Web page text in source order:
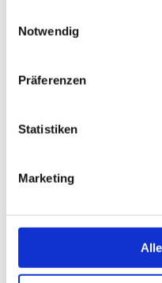
Notwendig
Präferenzen
Statistiken
Marketing
Zur Geschichte des
Neueste archäologische
50 Jahre Heimat- und
Weihnachtsausstellung
Museumsinfoblatt Nr. 04/
Zurück zur Übersicht